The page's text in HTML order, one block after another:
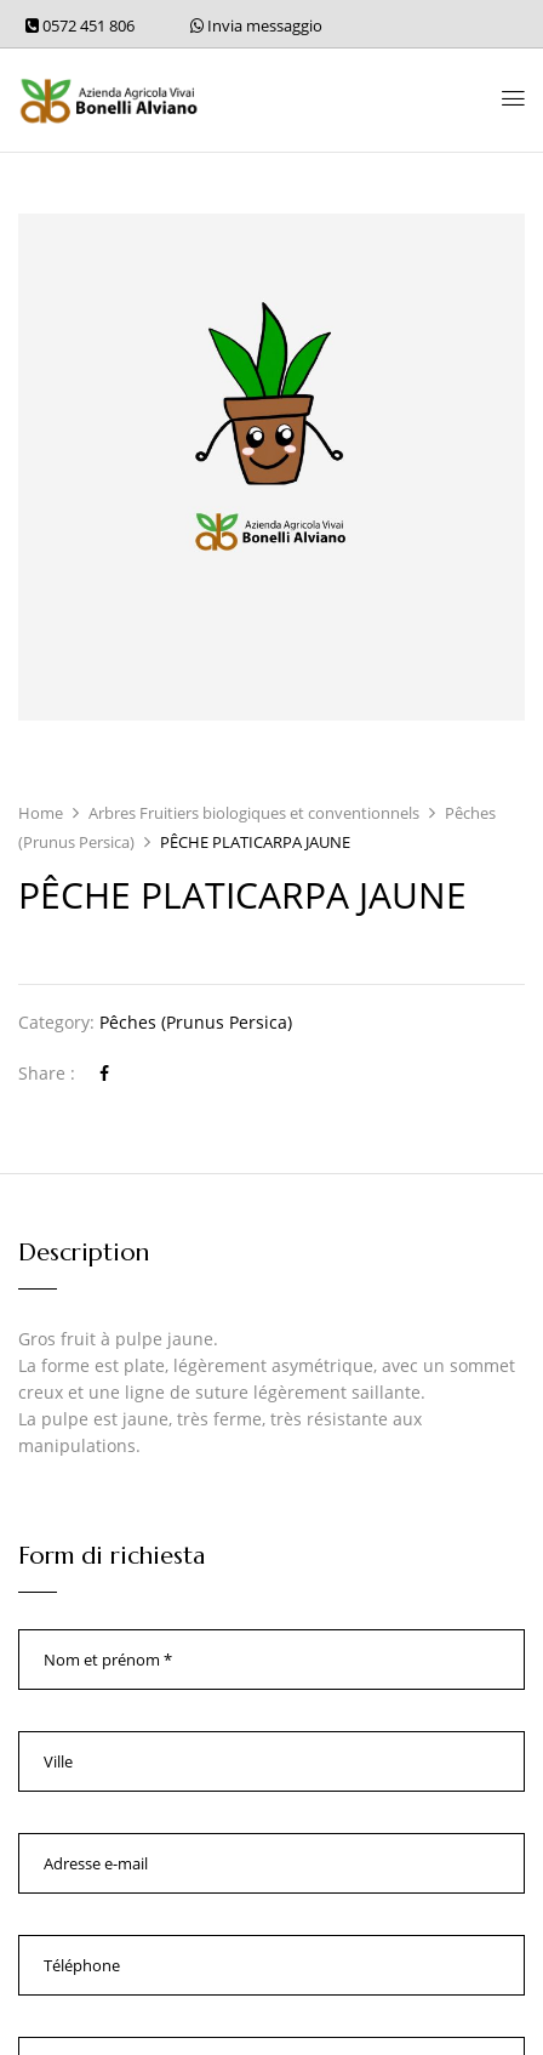
0572 451 806 Invia messaggio
Home Arbres Fruitiers biologiques et conventionnels
Pêches
(Prunus Persica)
PÊCHE PLATICARPA JAUNE
PÊCHE PLATICARPA JAUNE
Category: Pêches (Prunus Persica)
Share :
Description
Gros fruit à pulpe jaune.
La forme est plate, légèrement asymétrique, avec un sommet
creux et une ligne de suture légèrement saillante.
La pulpe est jaune, très ferme, très résistante aux
manipulations.
Form di richiesta